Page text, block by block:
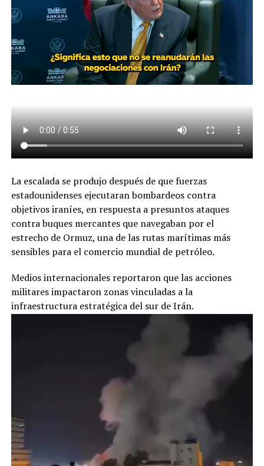
La escalada se produjo después de que fuerzas
estadounidenses ejecutaran bombardeos contra
objetivos iraníes, en respuesta a presuntos ataques
contra buques mercantes que navegaban por el
estrecho de Ormuz, una de las rutas marítimas más
sensibles para el comercio mundial de petróleo.
Medios internacionales reportaron que las acciones
militares impactaron zonas vinculadas a la
infraestructura estratégica del sur de Irán.